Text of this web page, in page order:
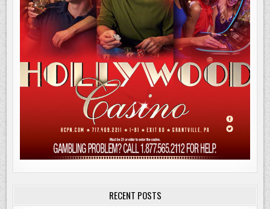
RECENT POSTS